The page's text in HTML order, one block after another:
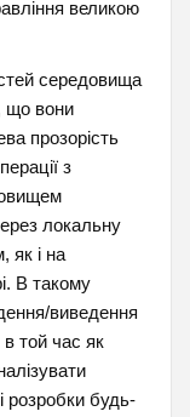
великою
середовища
що вони
прозорість
з
локальну
як і на
В такому
виведення
в той час як
розробки будь-